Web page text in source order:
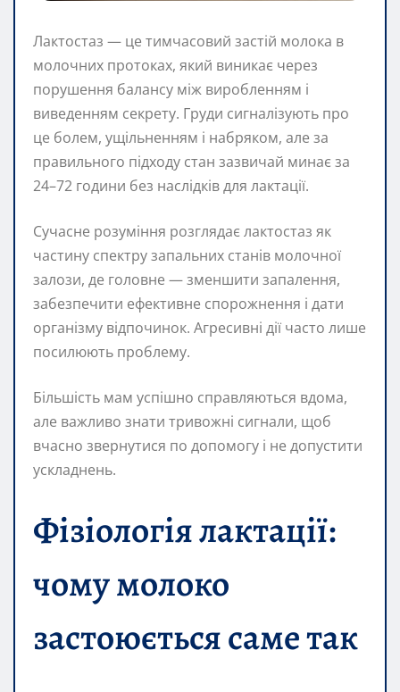
Лактoстаз — це тимчасовий застій молока в
молочних протоках, який виникає через
порушення балансу між виробленням і
виведенням секрету. Груди сигналізують про
це болем, ущільненням і набряком, але за
правильного підходу стан зазвичай минає за
24–72 години без наслідків для лактації.
Сучасне розуміння розглядає лактoстаз як
частину спектру запальних станів молочної
залози, де головне — зменшити запалення,
забезпечити ефективне спорожнення і дати
організму відпочинок. Агресивні дії часто лише
посилюють проблему.
Більшість мам успішно справляються вдома,
але важливо знати тривожні сигнали, щоб
вчасно звернутися по допомогу і не допустити
ускладнень.
Фізіологія лактації:
чому молоко
застоюється саме так